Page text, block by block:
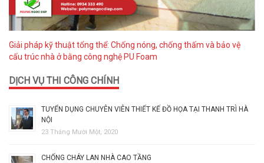
Giải pháp kỹ thuật tổng thể: Chống nóng, chống thấm và bảo vệ
cấu trúc nhà ở bằng công nghệ PU Foam
DỊCH VỤ THI CÔNG CHÍNH
TUYỂN DỤNG CHUYÊN VIÊN THIẾT KẾ ĐỒ HỌA TẠI THANH TRÌ HÀ
NỘI
23 Tháng Mười Một, 2020
CHỐNG CHÁY LAN NHÀ CAO TẦNG